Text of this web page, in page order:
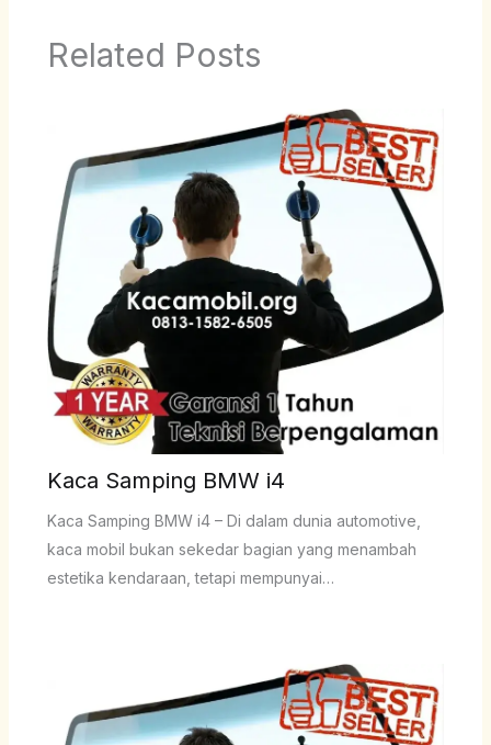
Related Posts
Kaca Samping BMW i4
Kaca Samping BMW i4 – Di dalam dunia automotive,
kaca mobil bukan sekedar bagian yang menambah
estetika kendaraan, tetapi mempunyai…